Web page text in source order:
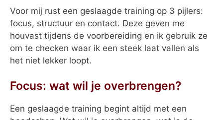
Voor mij rust een geslaagde training op 3 pijlers:
focus, structuur en contact. Deze geven me
houvast tijdens de voorbereiding en ik gebruik ze
om te checken waar ik een steek laat vallen als
het niet lekker loopt.
Focus: wat wil je overbrengen?
Een geslaagde training begint altijd met een